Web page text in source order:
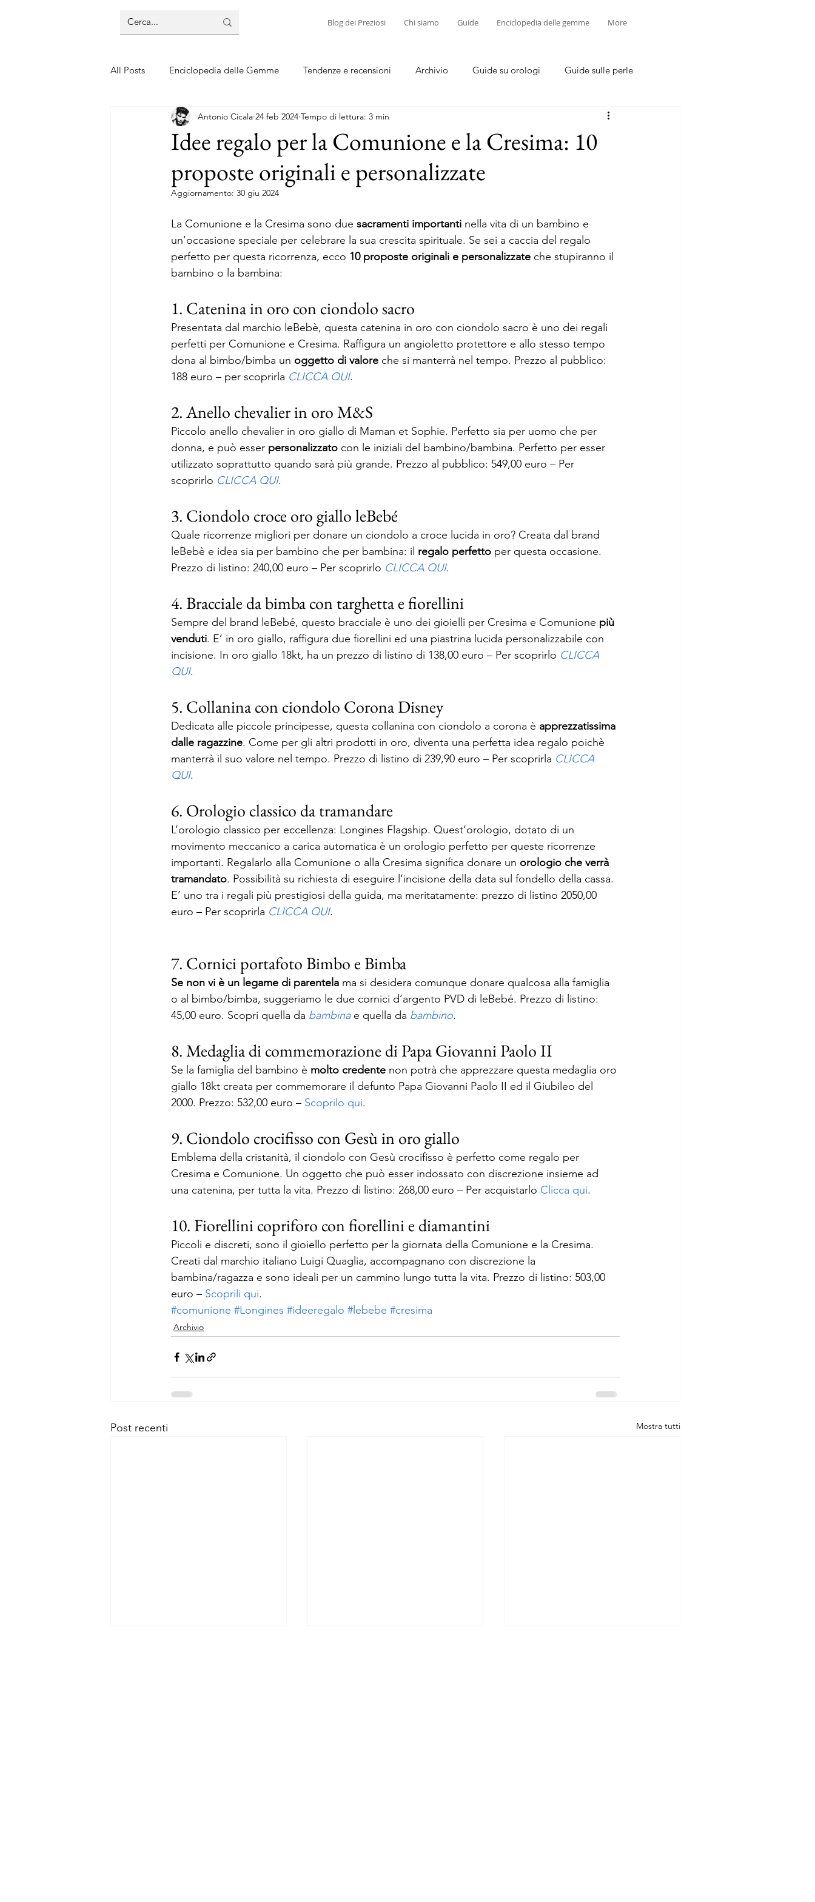
Blog dei Preziosi Chi siamo Guide Enciclopedia delle gemme More
All Posts Enciclopedia delle Gemme Tendenze e recensioni Archivio Guide su orologi Guide sulle perle
Guide sui gioielli Guide sui diamanti Guide su corallo e cammei
Idee regalo per la Comunione e la Cresima: 10
proposte originali e personalizzate
Antonio Cicala 24 feb 2024 Tempo di lettura: 3 min
Aggiornamento: 30 giu 2024
La Comunione e la Cresima sono due sacramenti importanti nella vita di un bambino e
un’occasione speciale per celebrare la sua crescita spirituale. Se sei a caccia del regalo
perfetto per questa ricorrenza, ecco 10 proposte originali e personalizzate che stupiranno il
bambino o la bambina:
1. Catenina in oro con ciondolo sacro
Presentata dal marchio leBebè, questa catenina in oro con ciondolo sacro è uno dei regali
perfetti per Comunione e Cresima. Raffigura un angioletto protettore e allo stesso tempo
dona al bimbo/bimba un oggetto di valore che si manterrà nel tempo. Prezzo al pubblico:
188 euro – per scoprirla CLICCA QUI.
2. Anello chevalier in oro M&S
Piccolo anello chevalier in oro giallo di Maman et Sophie. Perfetto sia per uomo che per
donna, e può esser personalizzato con le iniziali del bambino/bambina. Perfetto per esser
utilizzato soprattutto quando sarà più grande. Prezzo al pubblico: 549,00 euro – Per
scoprirlo CLICCA QUI.
3. Ciondolo croce oro giallo leBebé
Quale ricorrenze migliori per donare un ciondolo a croce lucida in oro? Creata dal brand
leBebè e idea sia per bambino che per bambina: il regalo perfetto per questa occasione.
Prezzo di listino: 240,00 euro – Per scoprirlo CLICCA QUI.
4. Bracciale da bimba con targhetta e fiorellini
Sempre del brand leBebé, questo bracciale è uno dei gioielli per Cresima e Comunione più
venduti. E’ in oro giallo, raffigura due fiorellini ed una piastrina lucida personalizzabile con
incisione. In oro giallo 18kt, ha un prezzo di listino di 138,00 euro – Per scoprirlo CLICCA
QUI.
5. Collanina con ciondolo Corona Disney
Dedicata alle piccole principesse, questa collanina con ciondolo a corona è apprezzatissima
dalle ragazzine. Come per gli altri prodotti in oro, diventa una perfetta idea regalo poichè
manterrà il suo valore nel tempo. Prezzo di listino di 239,90 euro – Per scoprirla CLICCA
QUI.
6. Orologio classico da tramandare
L’orologio classico per eccellenza: Longines Flagship. Quest’orologio, dotato di un
movimento meccanico a carica automatica è un orologio perfetto per queste ricorrenze
importanti. Regalarlo alla Comunione o alla Cresima significa donare un orologio che verrà
tramandato. Possibilità su richiesta di eseguire l’incisione della data sul fondello della cassa.
E’ uno tra i regali più prestigiosi della guida, ma meritatamente: prezzo di listino 2050,00
euro – Per scoprirla CLICCA QUI.
7. Cornici portafoto Bimbo e Bimba
Se non vi è un legame di parentela ma si desidera comunque donare qualcosa alla famiglia
o al bimbo/bimba, suggeriamo le due cornici d’argento PVD di leBebé. Prezzo di listino:
45,00 euro. Scopri quella da bambina e quella da bambino.
8. Medaglia di commemorazione di Papa Giovanni Paolo II
Se la famiglia del bambino è molto credente non potrà che apprezzare questa medaglia oro
giallo 18kt creata per commemorare il defunto Papa Giovanni Paolo II ed il Giubileo del
2000. Prezzo: 532,00 euro – Scoprilo qui.
9. Ciondolo crocifisso con Gesù in oro giallo
Emblema della cristanità, il ciondolo con Gesù crocifisso è perfetto come regalo per
Cresima e Comunione. Un oggetto che può esser indossato con discrezione insieme ad
una catenina, per tutta la vita. Prezzo di listino: 268,00 euro – Per acquistarlo Clicca qui.
10. Fiorellini copriforo con fiorellini e diamantini
Piccoli e discreti, sono il gioiello perfetto per la giornata della Comunione e la Cresima.
Creati dal marchio italiano Luigi Quaglia, accompagnano con discrezione la
bambina/ragazza e sono ideali per un cammino lungo tutta la vita. Prezzo di listino: 503,00
euro – Scoprili qui.
#comunione #Longines #ideeregalo #lebebe #cresima
Archivio
Post recenti Mostra tutti